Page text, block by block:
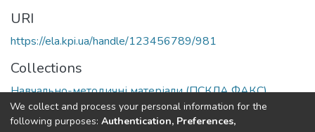
URI
https://ela.kpi.ua/handle/123456789/981
Collections
Навчально-методичні матеріали (ПСКЛА ФАКС)
Full item page
We collect and process your personal information for the
following purposes: Authentication, Preferences,